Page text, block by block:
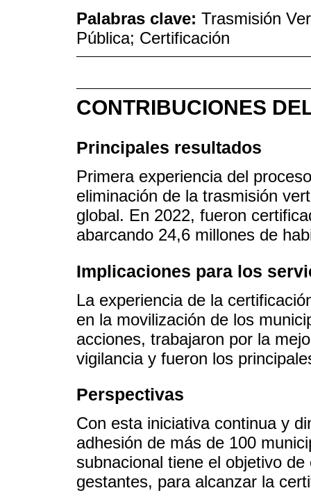
Palabras clave: Trasmisión
Pública; Certificación
CONTRIBUCIONES
Principales resultados
Primera experiencia del
eliminación de la trasmisión
global. En 2022, fueron
abarcando 24,6 millones de
Implicaciones para los
La experiencia de la
en la movilización de los
acciones, trabajaron por la
vigilancia y fueron los
Perspectivas
Con esta iniciativa continua y
adhesión de más de 100
subnacional tiene el objetivo
gestantes, para alcanzar la